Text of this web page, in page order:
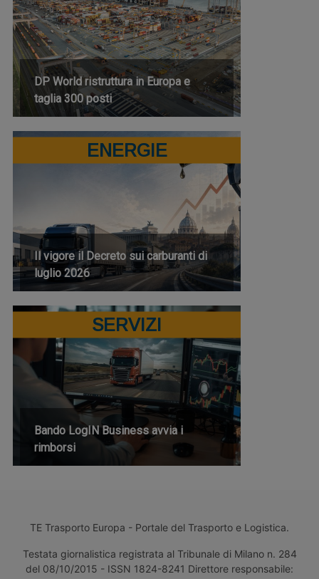
DP World ristruttura in Europa e
taglia 300 posti
ENERGIE
Il vigore il Decreto sui carburanti di
luglio 2026
SERVIZI
Bando LogIN Business avvia i
rimborsi
TE Trasporto Europa - Portale del Trasporto e Logistica.
Testata giornalistica registrata al Tribunale di Milano n. 284
del 08/10/2015 - ISSN 1824-8241 Direttore responsabile: